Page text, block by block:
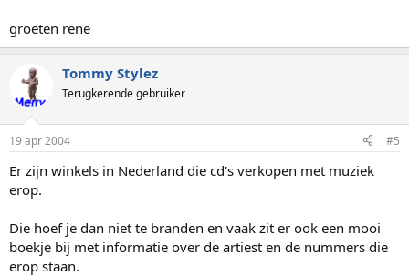
groeten rene
Tommy Stylez
Terugkerende gebruiker
19 apr 2004 #5
Er zijn winkels in Nederland die cd's verkopen met muziek
erop.
Die hoef je dan niet te branden en vaak zit er ook een mooi
boekje bij met informatie over de artiest en de nummers die
erop staan.